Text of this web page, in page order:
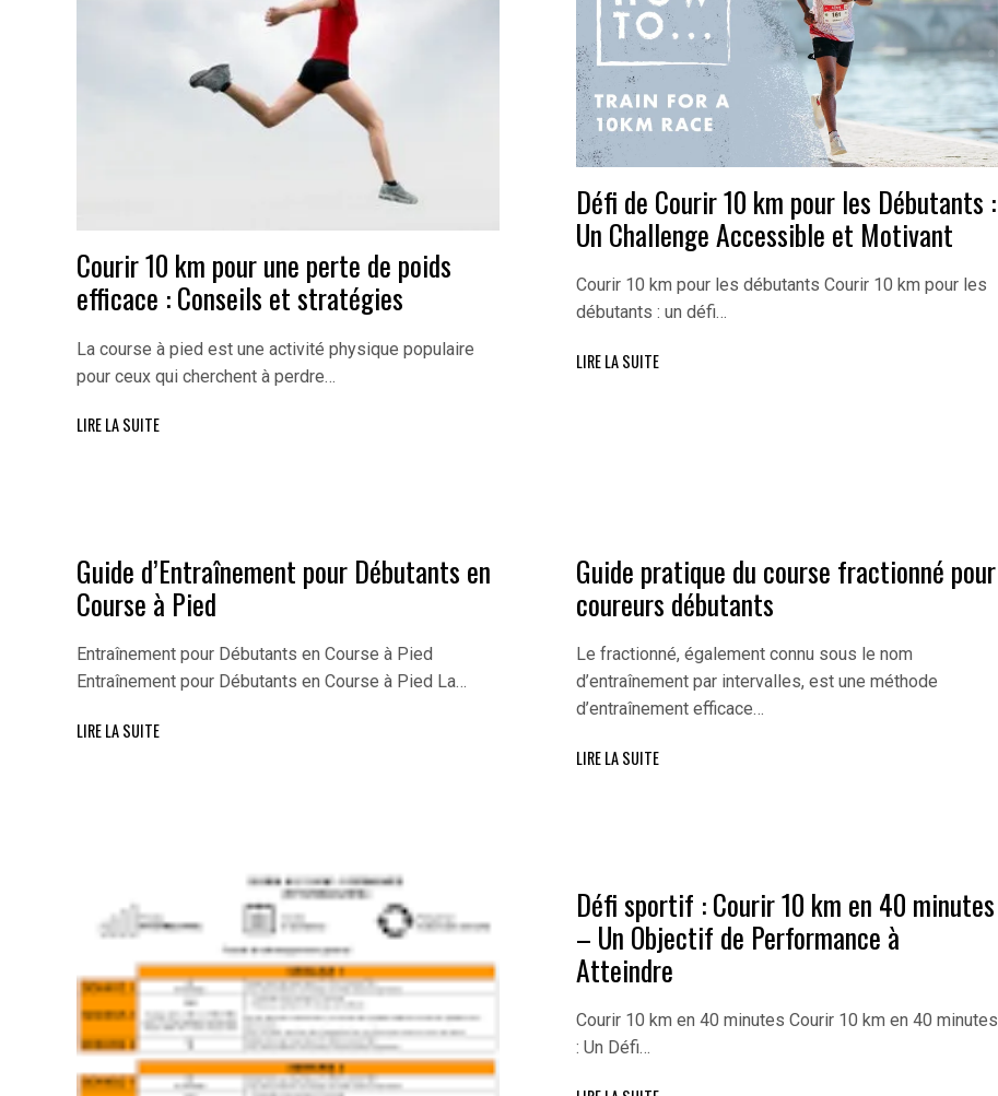
Courir 10 km pour une perte de poids
efficace : Conseils et stratégies
La course à pied est une activité physique populaire
pour ceux qui cherchent à perdre…
LIRE LA SUITE
Défi de Courir 10 km pour les Débutants :
Un Challenge Accessible et Motivant
Courir 10 km pour les débutants Courir 10 km pour les
débutants : un défi…
LIRE LA SUITE
Guide d’Entraînement pour Débutants en
Course à Pied
Entraînement pour Débutants en Course à Pied
Entraînement pour Débutants en Course à Pied La…
LIRE LA SUITE
Guide pratique du course fractionné pour
coureurs débutants
Le fractionné, également connu sous le nom
d’entraînement par intervalles, est une méthode
d’entraînement efficace…
LIRE LA SUITE
Défi sportif : Courir 10 km en 40 minutes
– Un Objectif de Performance à
Atteindre
Courir 10 km en 40 minutes Courir 10 km en 40 minutes
: Un Défi…